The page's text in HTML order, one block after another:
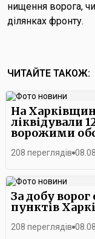
нищення ворога,
ділянках фронту.
ЧИТАЙТЕ ТАКОЖ:
На
ліквідували
ворожими
208 переглядів
За добу ворог
пунктів
208 переглядів